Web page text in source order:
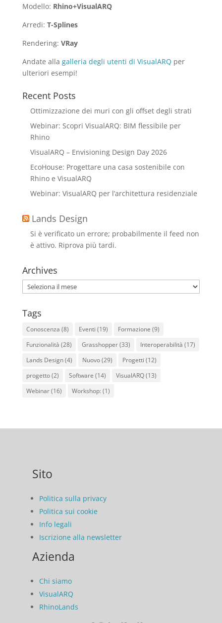
Modello: Rhino+VisualARQ
Arredi: T-Splines
Rendering: VRay
Andate alla galleria degli utenti di VisualARQ per
ulteriori esempi!
Recent Posts
Ottimizzazione dei muri con gli offset degli strati
Webinar: Scopri VisualARQ: BIM flessibile per
Rhino
VisualARQ – Envisioning Design Day 2026
EcoHouse: Progettare una casa sostenibile con
Rhino e VisualARQ
Webinar: VisualARQ per l’architettura residenziale
Lands Design
Si è verificato un errore; probabilmente il feed non
è attivo. Riprova più tardi.
Archives
Archives
Tags
Conoscenza (8) Eventi (19) Formazione (9)
Funzionalità (28) Grasshopper(33) Interoperabilità (17)
Lands Design(4) Nuovo(29) Progetti (12)
progetto(2) Software (14) VisualARQ(13)
Webinar(16) Workshop: (1)
Sito
Politica sulla privacy
Politica sui cookie
Info legali
Iscrizione alla newsletter
Azienda
Chi siamo
VisualARQ
RhinoLands